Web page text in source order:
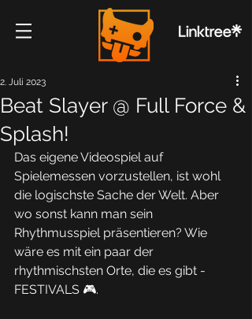
Beat Slayer @ Full Force &
Splash!
2. Juli 2023
Das eigene Videospiel auf
Spielemessen vorzustellen, ist wohl
die logischste Sache der Welt. Aber
wo sonst kann man sein
Rhythmusspiel präsentieren? Wie
wäre es mit ein paar der
rhythmischsten Orte, die es gibt -
FESTIVALS 🎮.